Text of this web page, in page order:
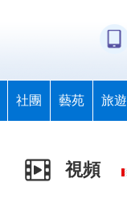
社團 藝苑 旅遊
視頻